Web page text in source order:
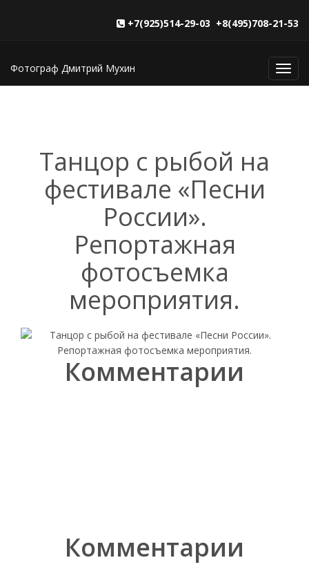
+7(925)514-29-03 +8(495)708-21-53
Фотограф Дмитрий Мухин
Танцор с рыбой на
фестивале «Песни
России».
Репортажная
фотосъемка
мероприятия.
Комментарии
Комментарии